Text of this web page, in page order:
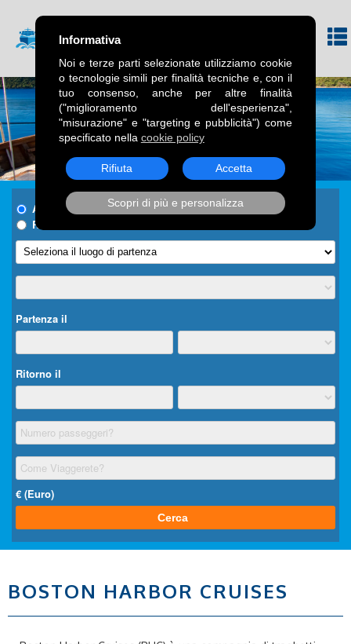
BOSTON HARBOR CRUISES
Informativa
Noi e terze parti selezionate utilizziamo cookie
o tecnologie simili per finalità tecniche e, con il
tuo consenso, anche per altre finalità
("miglioramento dell'esperienza",
"misurazione" e "targeting e pubblicità") come
specificato nella cookie policy
Rifiuta Accetta
Scopri di più e personalizza